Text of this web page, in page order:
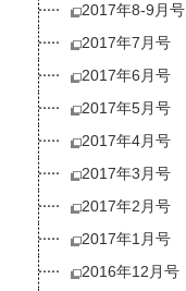
2017年8-9月号
2017年7月号
2017年6月号
2017年5月号
2017年4月号
2017年3月号
2017年2月号
2017年1月号
2016年12月号